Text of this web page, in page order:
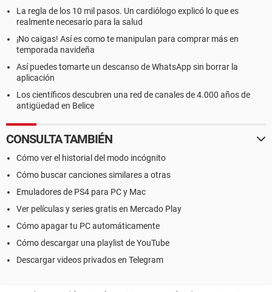
La regla de los 10 mil pasos. Un cardiólogo explicó lo que es
realmente necesario para la salud
¡No caigas! Así es como te manipulan para comprar más en
temporada navideña
Así puedes tomarte un descanso de WhatsApp sin borrar la
aplicación
Los científicos descubren una red de canales de 4.000 años de
antigüedad en Belice
CONSULTA TAMBIÉN
Cómo ver el historial del modo incógnito
Cómo buscar canciones similares a otras
Emuladores de PS4 para PC y Mac
Ver películas y series gratis en Mercado Play
Cómo apagar tu PC automáticamente
Cómo descargar una playlist de YouTube
Descargar videos privados en Telegram